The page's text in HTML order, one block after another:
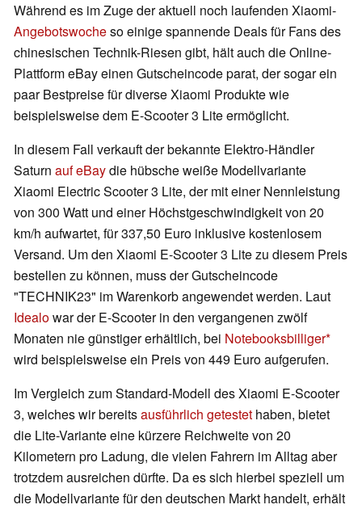
Während es im Zuge der aktuell noch laufenden Xiaomi-
Angebotswocheso einige spannende Deals für Fans des
chinesischen Technik-Riesen gibt, hält auch die Online-
Plattform eBay einen Gutscheincode parat, der sogar ein
paar Bestpreise für diverse Xiaomi Produkte wie
beispielsweise dem E-Scooter 3 Lite ermöglicht.
In diesem Fall verkauft der bekannte Elektro-Händler
Saturn auf eBaydie hübsche weiße Modellvariante
Xiaomi Electric Scooter 3 Lite, der mit einer Nennleistung
von 300 Watt und einer Höchstgeschwindigkeit von 20
km/h aufwartet, für 337,50 Euro inklusive kostenlosem
Versand. Um den Xiaomi E-Scooter 3 Lite zu diesem Preis
bestellen zu können, muss der Gutscheincode
"TECHNIK23" im Warenkorb angewendet werden. Laut
Idealowar der E-Scooter in den vergangenen zwölf
Monaten nie günstiger erhältlich, bei Notebooksbilliger
wird beispielsweise ein Preis von 449 Euro aufgerufen.
Im Vergleich zum Standard-Modell des Xiaomi E-Scooter
3, welches wir bereitsausführlich getestet haben, bietet
die Lite-Variante eine kürzere Reichweite von 20
Kilometern pro Ladung, die vielen Fahrern im Alltag aber
trotzdem ausreichen dürfte. Da es sich hierbei speziell um
die Modellvariante für den deutschen Markt handelt, erhält